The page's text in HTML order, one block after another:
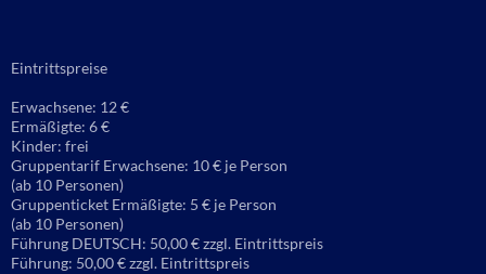
Eintrittspreise
Erwachsene: 12 €
Ermäßigte: 6 €
Kinder: frei
Gruppentarif Erwachsene: 10 € je Person
(ab 10 Personen)
Gruppenticket Ermäßigte: 5 € je Person
(ab 10 Personen)
Führung DEUTSCH: 50,00 € zzgl. Eintrittspreis
Führung: 50,00 € zzgl. Eintrittspreis